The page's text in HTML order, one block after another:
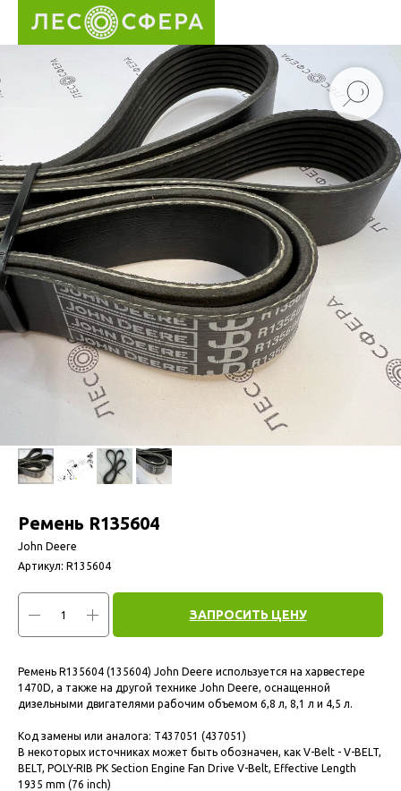
Ремень R135604
John Deere
Артикул: R135604
ЗАПРОСИТЬ ЦЕНУ
Ремень R135604 (135604) John Deere используется на харвестере
1470D, а также на другой технике John Deere, оснащенной
дизельными двигателями рабочим объемом 6,8 л, 8,1 л и 4,5 л.
Код замены или аналога: T437051 (437051)
В некоторых источниках может быть обозначен, как V-Belt - V-BELT,
BELT, POLY-RIB PK Section Engine Fan Drive V-Belt, Effective Length
1935 mm (76 inch)